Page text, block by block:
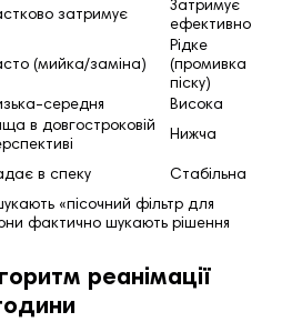
затримує
Затримує
ефективно
(мийка/заміна)
Рідке
(промивка
піску)
середня
Висока
в довгостроковій
Нижча
в спеку
Стабільна
«пісочний фільтр для
фактично шукають рішення
реанімації